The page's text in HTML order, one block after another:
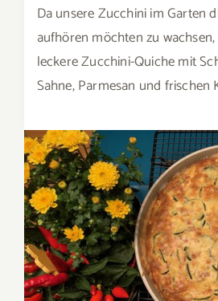
Da unsere Zucchini im Garten
aufhören möchten zu
leckere Zucchini-Quiche mit
Sahne, Parmesan und frischen